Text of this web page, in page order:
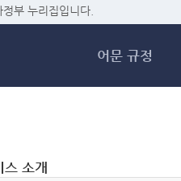
부 누리집입니다.
어문 규정
소개